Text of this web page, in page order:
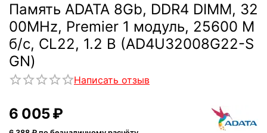
Память ADATA 8Gb, DDR4 DIMM, 32
00MHz, Premier 1 модуль, 25600 М
б/с, CL22, 1.2 В (AD4U32008G22-S
GN)
Написать отзыв
6 005₽